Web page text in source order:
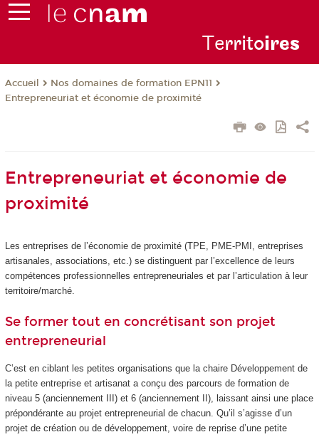
Territoires
Accueil
Nos domaines de formation EPN11
Entrepreneuriat et économie de proximité
Entrepreneuriat et économie de
proximité
Les entreprises de l’économie de proximité (TPE, PME-PMI, entreprises
artisanales, associations, etc.) se distinguent par l’excellence de leurs
compétences professionnelles entrepreneuriales et par l’articulation à leur
territoire/marché.
Se former tout en concrétisant son projet
entrepreneurial
C’est en ciblant les petites organisations que la chaire Développement de
la petite entreprise et artisanat a conçu des parcours de formation de
niveau 5 (anciennement III) et 6 (anciennement II), laissant ainsi une place
prépondérante au projet entrepreneurial de chacun. Qu’il s’agisse d’un
projet de création ou de développement, voire de reprise d’une petite